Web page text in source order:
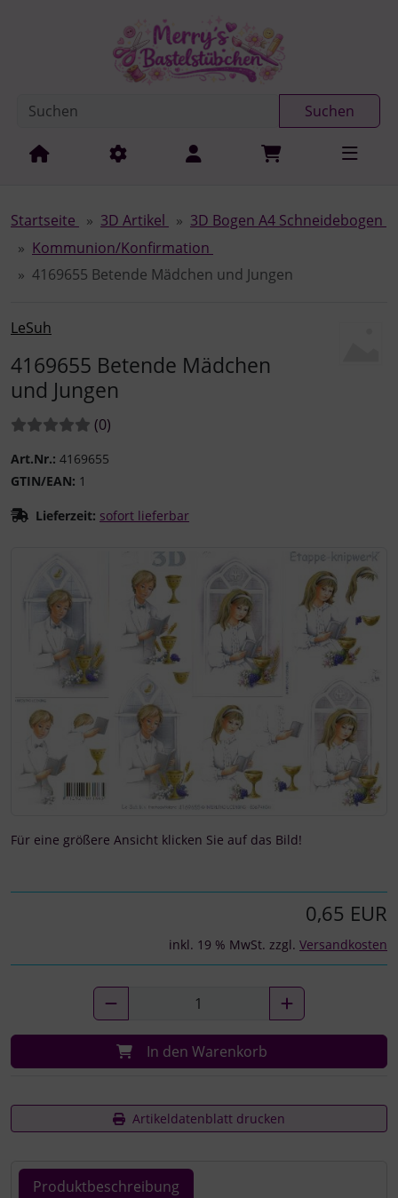
Springe zur Navigation
Suchen
Startseite 3D Artikel
3D Bogen A4 Schneidebogen
Kommunion/Konfirmation
4169655 Betende Mädchen und Jungen
LeSuh
4169655 Betende Mädchen
und Jungen
Bewertungen:
(0Bewertungen
)
Art.Nr.: 4169655
GTIN/EAN: 1
Lieferzeit: sofort lieferbar
Wenn mehr als ein Produktbild existiert, können Sie die
Für eine größere Ansicht klicken Sie auf das Bild!
0,65 EUR
inkl. 19 % MwSt. zzgl. Versandkosten
In den Warenkorb
Artikeldatenblatt drucken
Produktbeschreibung